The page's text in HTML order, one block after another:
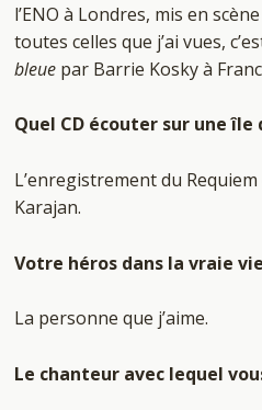
l’ENO à Londres, mis en
toutes celles que j’ai vues,
bleue par Barrie Kosky à
Quel CD écouter sur une île
L’enregistrement du
Karajan.
Votre héros dans la vraie
La personne que j’aime.
Le chanteur avec lequel